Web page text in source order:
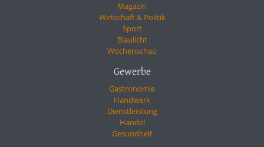
Magazin
Wirtschaft & Politik
Sport
Blaulicht
Wochenschau
Gewerbe
Gastronomie
Handwerk
Dienstleistung
Handel
Gesundheit